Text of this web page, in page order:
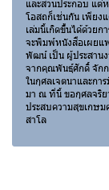
และส่วนประกอบ แต่
โอสถก็เช่นกัน เพียง
เล่มนี้เกิดขึ้นได้ด้วย
จะพิมพ์หนังสือเผยแ
พัฒน์ เป็น ผู้ประสานง
จากคุณพันธุ์ศักดิ์ จัก
ในกุศลเจตนาและก
มา ณ ที่นี้ ขอกุศลจริ
ประสบความสุขเกษม
สาโล